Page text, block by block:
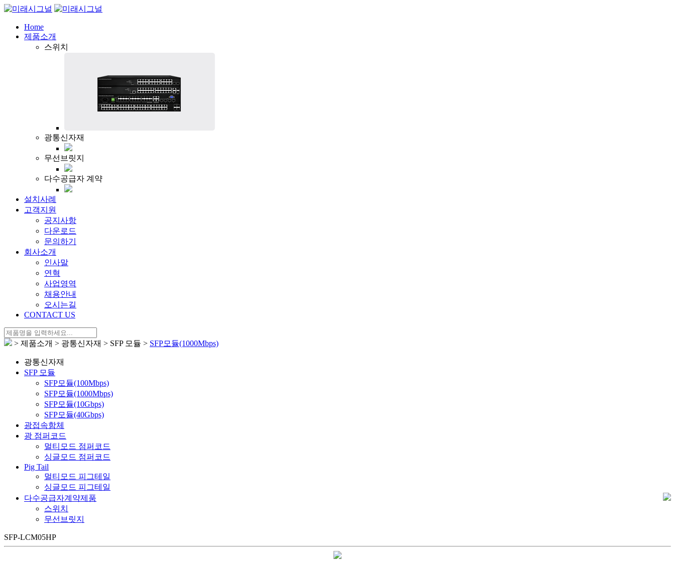
Home
제품소개
스위치
광통신자재
무선브릿지
다수공급자 계약
설치사례
고객지원
공지사항
다운로드
문의하기
회사소개
인사말
연혁
사업영역
채용안내
오시는길
CONTACT US
> 제품소개 > 광통신자재 > SFP 모듈 > SFP모듈(1000Mbps)
광통신자재
SFP 모듈
SFP모듈(100Mbps)
SFP모듈(1000Mbps)
SFP모듈(10Gbps)
SFP모듈(40Gbps)
광접속함체
광 점퍼코드
멀티모드 점퍼코드
싱글모드 점퍼코드
Pig Tail
멀티모드 피그테일
싱글모드 피그테일
다수공급자계약제품
스위치
무선브릿지
SFP-LCM05HP